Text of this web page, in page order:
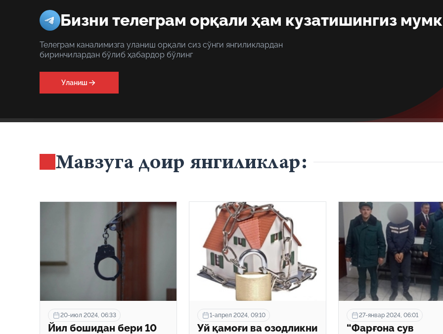
Бизни телеграм орқали ҳам кузатишингиз
Телеграм каналимизга уланиш орқали сиз сўнги янгиликлардан
биринчилардан бўлиб ҳабардор бўлинг
Уланиш
Мавзуга доир янгиликлар:
20-июл 2024, 06:33
Йил бошидан бери 10
1-апрел 2024, 09:10
Уй қамоғи ва озодликни
27-январ 2024, 06:01
“Фарғона сув